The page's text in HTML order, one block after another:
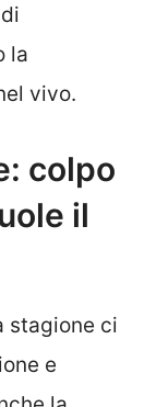
la
vivo.
colpo
il
stagione ci
e